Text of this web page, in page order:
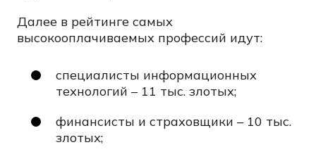
Далее в рейтинге самых
высокооплачиваемых профессий идут:
специалисты информационных
технологий – 11 тыс. злотых;
финансисты и страховщики – 10 тыс.
злотых;